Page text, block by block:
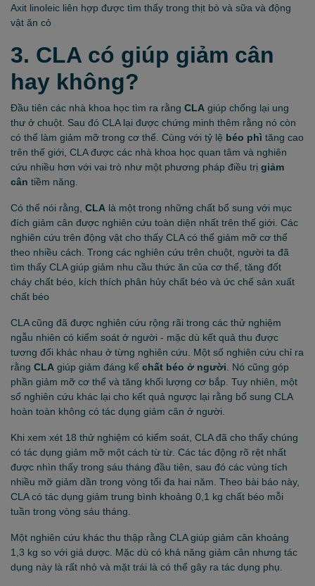
Axit linoleic liên hợp được tìm thấy trong thịt bò và sữa và động
vật ăn cỏ
3. CLA có giúp giảm cân
hay không?
Đầu tiên các nhà khoa học tìm ra rằng CLA giúp chống lại ung
thư ở chuột. Sau đó CLA lại được chứng minh thêm rằng nó còn
có thể làm giảm mỡ trong cơ thể. Cùng với tỷ lệ béo phì tăng cao
trên thế giới, CLA được các nhà khoa học quan tâm và nghiên
cứu nhiều hơn với vai trò như một phương pháp điều trị giảm
cân tiềm năng.
Có thể nói rằng, CLA là một trong những chất bổ sung với mục
đích giảm cân được nghiên cứu toàn diện nhất trên thế giới. Các
nghiên cứu trên động vật cho thấy CLA có thể giảm mỡ cơ thể
theo nhiều cách. Trong các nghiên cứu trên chuột, người ta đã
tìm thấy CLA giúp giảm nhu cầu thức ăn của cơ thể, tăng đốt
cháy chất béo, kích thích phân hủy chất béo và ức chế sản xuất
chất béo
CLA cũng đã được nghiên cứu rộng rãi trong các thử nghiệm
ngẫu nhiên có kiểm soát ở người - mặc dù kết quả thu được
tương đối khác nhau ở từng nghiên cứu. Một số nghiên cứu chỉ ra
rằng CLA giúp giảm đáng kể chất béo ở người Nó cũng góp
phần giảm mỡ cơ thể và tăng khối lượng cơ bắp. Tuy nhiên, một
số nghiên cứu khác lại cho kết quả ngược lại rằng bổ sung CLA
hoàn toàn không có tác dụng giảm cân ở người.
Khi xem xét 18 thử nghiệm có kiểm soát, CLA đã cho thấy chúng
có tác dụng giảm mỡ một cách từ từ. Các tác động rõ rệt nhất
được nhìn thấy trong sáu tháng đầu tiên, sau đó các vùng tích
nhiều mỡ giảm dần trong vòng tối đa hai năm. Theo bài báo này,
CLA có tác dụng giảm trung bình khoảng 0,1 kg chất béo mỗi
tuần trong vòng sáu tháng.
Một nghiên cứu khác thu thập rằng CLA giúp giảm cân khoảng
1,3 kg so với giả dược. Mặc dù có khả năng giảm cân nhưng tác
dụng này là rất nhỏ và mặt trái là có thể gây ra tác dụng phụ.